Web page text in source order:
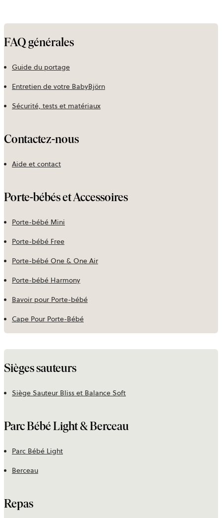
FAQ générales
Guide du portage
Entretien de votre BabyBjörn
Sécurité, tests et matériaux
Contactez‑nous
Aide et contact
Porte-bébés et Accessoires
Porte-bébé Mini
Porte-bébé Free
Porte-bébé One & One Air
Porte-bébé Harmony
Bavoir pour Porte-bébé
Cape Pour Porte-Bébé
Sièges sauteurs
Siège Sauteur Bliss et Balance Soft
Parc Bébé Light & Berceau
Parc Bébé Light
Berceau
Repas